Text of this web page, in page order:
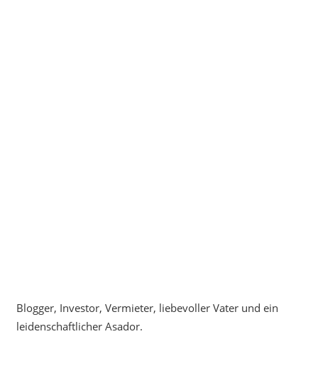
Blogger, Investor, Vermieter, liebevoller Vater und ein
leidenschaftlicher Asador.